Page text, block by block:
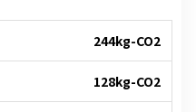
244kg-CO2
128kg-CO2